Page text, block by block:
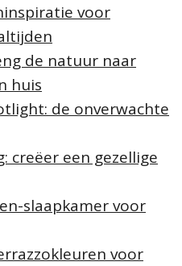
voor
de natuur naar
huis
de onverwachte
creëer een gezellige
slaapkamer voor
voor